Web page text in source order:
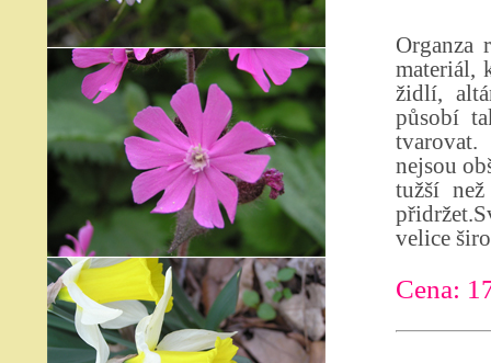
Organza
materiál,
židlí,
působí
nejsou
tužší
velice
Cena: